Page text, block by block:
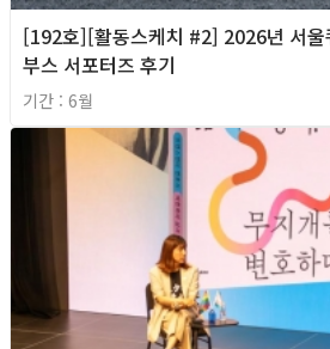
[192호][활동스케치 #2] 2026년 서울
부스 서포터즈 후기
기간 : 6월